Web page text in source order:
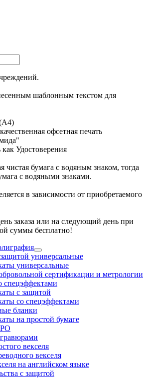
шаблонным текстом для
офсетная печать
Удостоверения
чистая бумага с водяным знаком, тогда
с водяными знаками.
в зависимости от приобретаемого
заказа или на следующий день при
суммы бесплатно!
универсальные
универсальные
сертификации и метрологии
спецэффектами
с защитой
со спецэффектами
бланки
на простой бумаге
векселя
векселя
на английском языке
с защитой